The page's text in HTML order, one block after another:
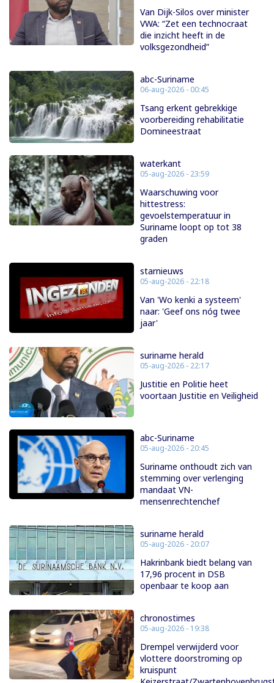
Van Dijk-Silos over minister
VWA: “Zet een technocraat
die inzicht heeft in de
volksgezondheid”
abc-Suriname
06-aug-2026 - 00:45
Tsang erkent gebrekkige
voorbereiding rehabilitatie
Domineestraat
waterkant
05-aug-2026 - 23:59
Waarschuwing voor
hittestress:
gevoelstemperatuur in
Suriname loopt op tot 38
graden
starnieuws
05-aug-2026 - 22:18
Van 'Wo kenki a systeem'
naar: 'Geef ons nóg twee
jaar'
suriname herald
05-aug-2026 - 22:17
Justitie en Politie heet
voortaan Justitie en Veiligheid
abc-Suriname
05-aug-2026 - 20:45
Suriname onthoudt zich van
stemming over verlenging
mandaat VN-
mensenrechtenchef
suriname herald
05-aug-2026 - 20:07
Hakrinbank biedt belang van
17,96 procent in DSB
openbaar te koop aan
chronostimes
05-aug-2026 - 19:38
Drempel verwijderd voor
vlottere doorstroming op
kruispunt